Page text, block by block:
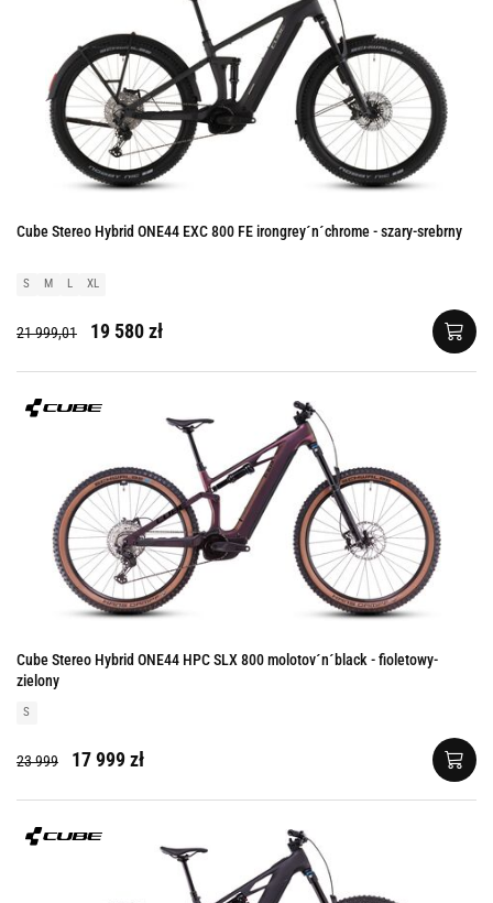
Cube Stereo Hybrid ONE44 EXC 800 FE irongrey´n´chrome - szary-srebrny
S M L XL
21 999,01 19 580 zł
Cube Stereo Hybrid ONE44 HPC SLX 800 molotov´n´black - fioletowy-
zielony
S
23 999 17 999 zł